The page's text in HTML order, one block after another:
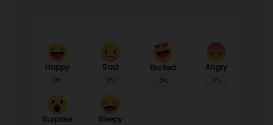
Happy
0%
Sad
0%
Excited
0%
Angry
0%
Surprise Sleepy